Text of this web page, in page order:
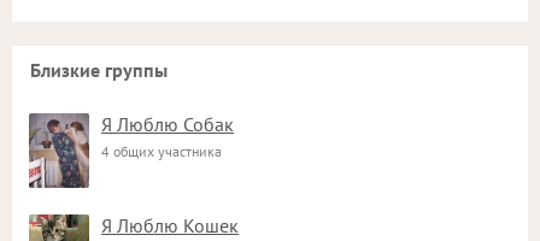
Близкие группы
Я Люблю Собак
4 общих участника
Я Люблю Кошек